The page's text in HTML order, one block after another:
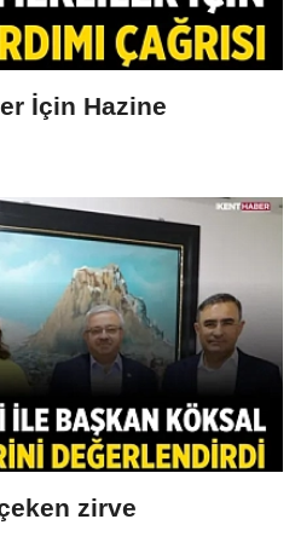
İçin Hazine
zirve